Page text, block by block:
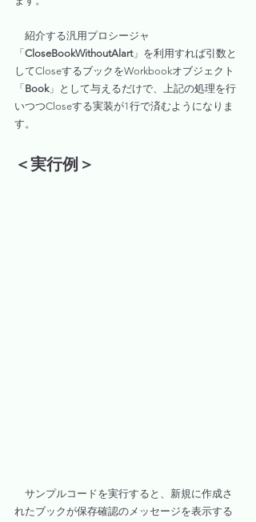
紹介する汎用プロシージャ
「 CloseBookWithoutAlart」を利用すれば引数と
してCloseするブックをWorkbookオブジェクト
「 Book」として与えるだけで、上記の処理を行
いつつCloseする実装が1行で済むようになりま
す。
＜実行例＞
サンプルコードを実行すると、新規に作成さ
れたブックが保存確認のメッセージを表示する